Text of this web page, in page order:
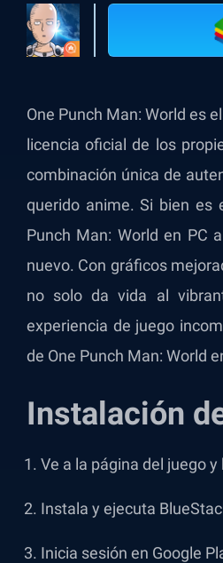
One Punch Man: World es
licencia oficial de los
combinación única de
querido anime. Si bien es
Punch Man: World en PC
nuevo. Con gráficos
no solo da vida al
experiencia de juego
de One Punch Man: World
Instalación
Ve a la página del juego y
Instala y ejecuta
Inicia sesión en Google